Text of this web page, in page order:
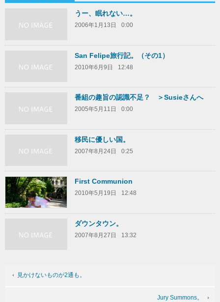
うー、眠れない…。
2006年1月13日 0:00
San Felipe旅行記。（その1）
2010年6月9日 12:48
番組の趣旨の認識不足？ ＞Susieさんへ
2005年5月11日 0:00
移民に優しい国。
2007年8月24日 0:25
First Communion
2010年5月19日 12:48
ダウンタウン。
2007年8月27日 13:32
見かけないものが2通も。
Jury Summons。